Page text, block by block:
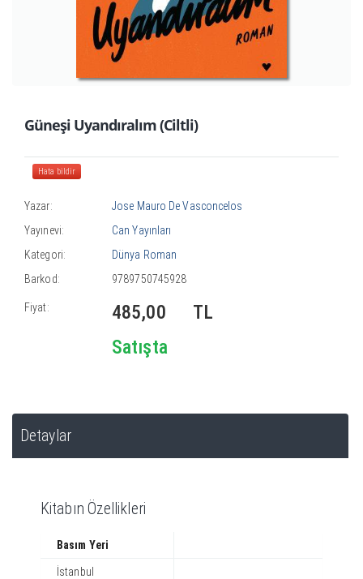
Güneşi Uyandıralım (Ciltli)
Hata bildir
Yazar:
Jose Mauro De Vasconcelos
Yayınevi:
Can Yayınları
Kategori:
Dünya Roman
Barkod:
9789750745928
Fiyat: 485,00
TL
Satışta
Detaylar
Kitabın Özellikleri
Basım Yeri
İstanbul